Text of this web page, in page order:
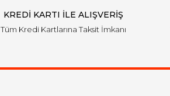
KREDİ KARTI İLE ALIŞVERİŞ
Tüm Kredi Kartlarına Taksit İmkanı